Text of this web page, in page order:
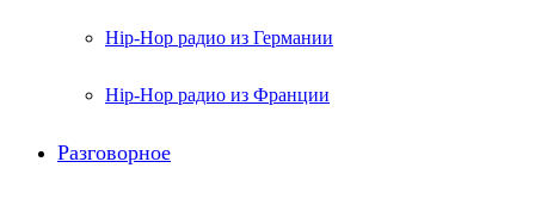
Hip-Hop радио из Германии
Hip-Hop радио из Франции
Разговорное